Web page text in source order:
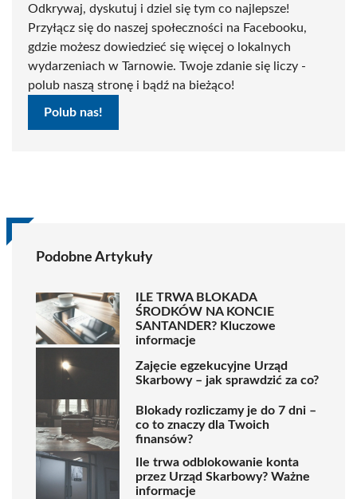
Odkrywaj, dyskutuj i dziel się tym co najlepsze!
Przyłącz się do naszej społeczności na Facebooku,
gdzie możesz dowiedzieć się więcej o lokalnych
wydarzeniach w Tarnowie. Twoje zdanie się liczy -
polub naszą stronę i bądź na bieżąco!
Polub nas!
Podobne Artykuły
ILE TRWA BLOKADA
ŚRODKÓW NA KONCIE
SANTANDER? Kluczowe
informacje
Zajęcie egzekucyjne Urząd
Skarbowy – jak sprawdzić za co?
Blokady rozliczamy je do 7 dni –
co to znaczy dla Twoich
finansów?
Ile trwa odblokowanie konta
przez Urząd Skarbowy? Ważne
informacje